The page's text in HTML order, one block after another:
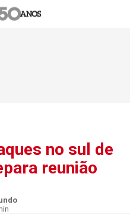
no sul de
reunião